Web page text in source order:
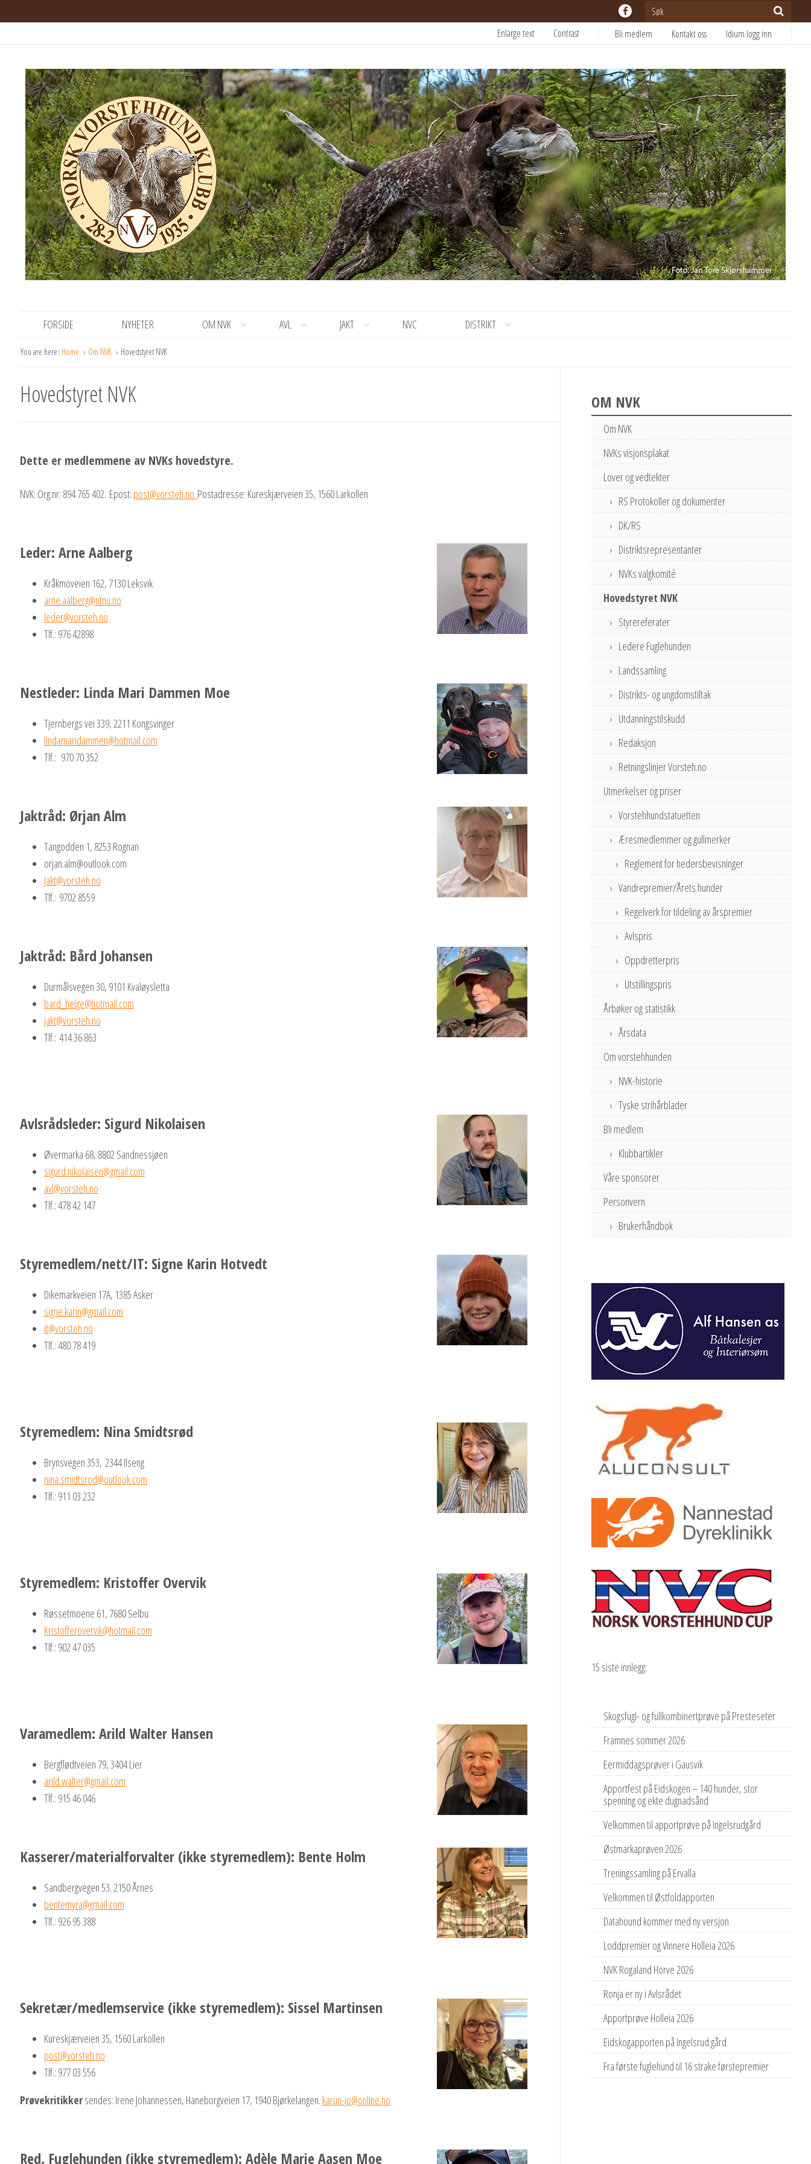
Enlarge text Contrast Bli medlem Kontakt oss Idium logg inn
FORSIDE NYHETER OM NVK AVL JAKT NVC DISTRIKT
You are here: Home Om NVK Hovedstyret NVK
Hovedstyret NVK
Dette er medlemmene av NVKs hovedstyre.
NVK: Org.nr: 894 765 402. Epost: post@vorsteh.no Postadresse: Kureskjærveien 35, 1560 Larkollen
Leder: Arne Aalberg
Kråkmoveien 162, 7130 Leksvik
arne.aalberg@ntnu.no
leder@vorsteh.no
Tlf.: 976 42898
Nestleder: Linda Mari Dammen Moe
Tjernbergs vei 339, 2211 Kongsvinger
lindamaridammen@hotmail.com
Tlf.: 970 70 352
Jaktråd: Ørjan Alm
Tangodden 1, 8253 Rognan
orjan.alm@outlook.com
Jakt@vorsteh.no
Tlf.: 9702 8559
Jaktråd: Bård Johansen
Durmålsvegen 30, 9101 Kvaløysletta
bard_helge@hotmail.com
jakt@vorsteh.no
Tlf.: 414 36 863
Avlsrådsleder: Sigurd Nikolaisen
Øvermarka 68, 8802 Sandnessjøen
sigurd.nikolaisen@gmail.com
avl@vorsteh.no
Tlf.: 478 42 147
Styremedlem/nett/IT: Signe Karin Hotvedt
Dikemarkveien 17A, 1385 Asker
signe.karin@gmail.com
it@vorsteh.no
Tlf.: 480 78 419
Styremedlem: Nina Smidtsrød
Brynsvegen 353, 2344 Ilseng
nina.smidtsrod@outlook.com
Tlf.: 911 03 232
Styremedlem: Kristoffer Overvik
Røssetmoene 61, 7680 Selbu
Kristofferovervik@hotmail.com
Tlf.: 902 47 035
Varamedlem: Arild Walter Hansen
Bergflødtveien 79, 3404 Lier
arild.walter@gmail.com
Tlf.: 915 46 046
Kasserer/materialforvalter (ikke styremedlem): Bente Holm
Sandbergvegen 53. 2150 Årnes
bentemyra@gmail.com
Tlf.: 926 95 388
Sekretær/medlemservice (ikke styremedlem): Sissel Martinsen
Kureskjærveien 35, 1560 Larkollen
post@vorsteh.no
Tlf.: 977 03 556
Prøvekritikkersendes: Irene Johannessen, Haneborgveien 17, 1940 Bjørkelangen. karun-jo@online.no
Red. Fuglehunden (ikke styremedlem): Adèle Marie Aasen Moe
OM NVK
Om NVK
NVKs visjonsplakat
Lover og vedtekter
RS Protokoller og dokumenter
DK/RS
Distriktsrepresentanter
NVKs valgkomité
Hovedstyret NVK
Styrereferater
Ledere Fuglehunden
Landssamling
Distrikts- og ungdomstiltak
Utdanningstilskudd
Redaksjon
Retningslinjer Vorsteh.no
Utmerkelser og priser
Vorstehhundstatuetten
Æresmedlemmer og gullmerker
Reglement for hedersbevisninger
Vandrepremier/Årets hunder
Regelverk for tildeling av årspremier
Avlspris
Oppdretterpris
Utstillingspris
Årbøker og statistikk
Årsdata
Om vorstehhunden
NVK-historie
Tyske strihårblader
Bli medlem
Klubbartikler
Våre sponsorer
Personvern
Brukerhåndbok
15 siste innlegg:
Skogsfugl- og fullkombinertprøve på Presteseter
Framnes sommer 2026
Eermiddagsprøver i Gausvik
Apportfest på Eidskogen – 140 hunder, stor
spenning og ekte dugnadsånd
Velkommen til apportprøve på Ingelsrudgård
Østmarkaprøven 2026
Treningssamling på Ervalla
Velkommen til Østfoldapporten
Datahound kommer med ny versjon
Loddpremier og Vinnere Holleia 2026
NVK Rogaland Horve 2026
Ronja er ny i Avlsrådet
Apportprøve Holleia 2026
Eidskogapporten på Ingelsrud gård
Fra første fuglehund til 16 strake førstepremier